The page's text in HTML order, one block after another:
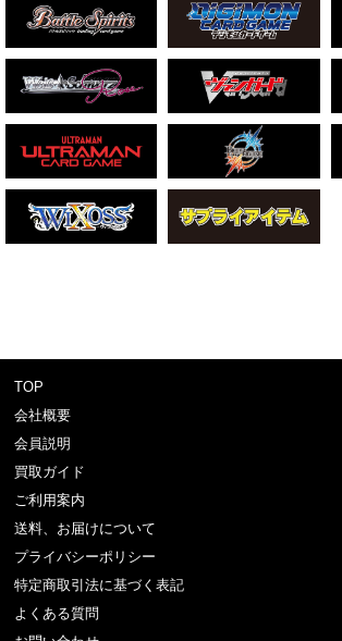
TOP
会社概要
会員説明
買取ガイド
ご利用案内
送料、お届けについて
プライバシーポリシー
特定商取引法に基づく表記
よくある質問